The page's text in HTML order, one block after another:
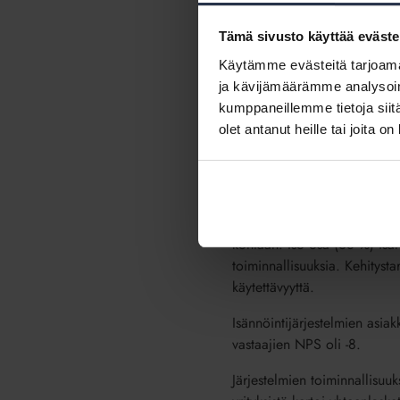
Tämä sivusto käyttää
Käytämme evästeitä
ja kävijämäärämme
kumppaneillemme tietoja
olet antanut heille tai joita
järjestelmien kehittämiseen
–
rooli kasvaa. Meidän
taloyhtiöiden
Kehitettävää
Isännöinnin
kohtaan. Iso osa (38 %)
toiminnallisuuksia.
käytettävyyttä.
Isännöintijärjestelmien
vastaajien NPS oli -8.
Järjestelmien